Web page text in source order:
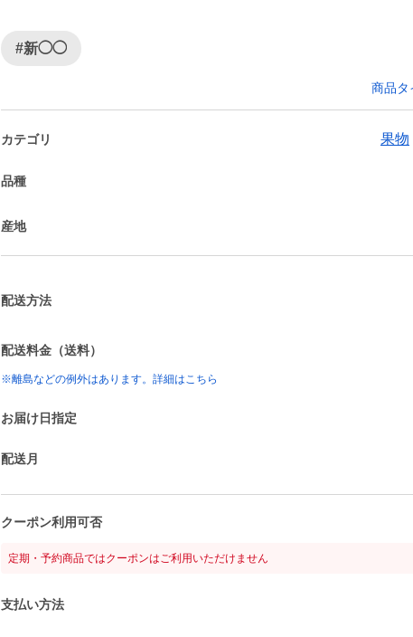
#新◯◯
商品タ
カテゴリ 果物
品種
産地
配送方法
配送料金（送料）
※離島などの例外はあります。詳細はこちら
お届け日指定
配送月
クーポン利用可否
定期・予約商品ではクーポンはご利用いただけません
支払い方法